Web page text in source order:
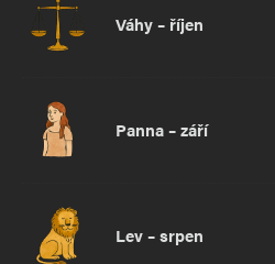
Váhy – říjen
Panna – září
Lev – srpen